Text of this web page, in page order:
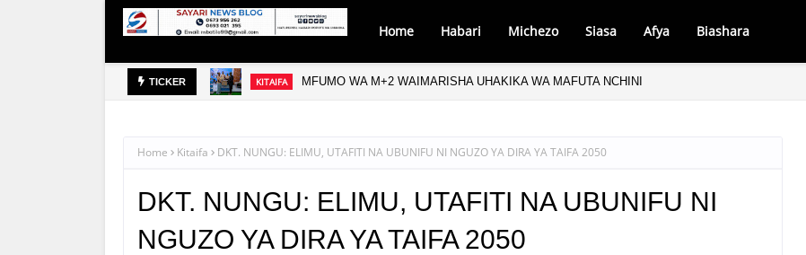
Home Habari Michezo Siasa Afya Biashara
TICKER KITAIFA MFUMO WA M+2 WAIMARISHA UHAKIKA WA MAFUTA NCHINI
Home Kitaifa DKT. NUNGU: ELIMU, UTAFITI NA UBUNIFU NI NGUZO YA DIRA YA TAIFA 2050
DKT. NUNGU: ELIMU, UTAFITI NA UBUNIFU NI
NGUZO YA DIRA YA TAIFA 2050